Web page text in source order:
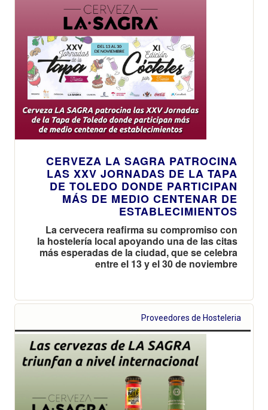
CERVEZA LA SAGRA PATROCINA
LAS XXV JORNADAS DE LA TAPA
DE TOLEDO DONDE PARTICIPAN
MÁS DE MEDIO CENTENAR DE
ESTABLECIMIENTOS
La cervecera reafirma su compromiso con
la hostelería local apoyando una de las citas
más esperadas de la ciudad, que se celebra
entre el 13 y el 30 de noviembre
Proveedores de Hosteleria